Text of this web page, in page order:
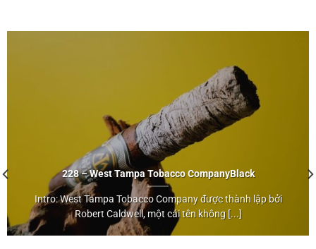
Black
">
228 – West Tampa Tobacco CompanyBlack
Intro: West Tampa Tobacco Company được thành lập bởi
Robert Caldwell, một cái tên không [...]